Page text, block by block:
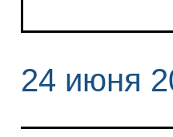
24 июня